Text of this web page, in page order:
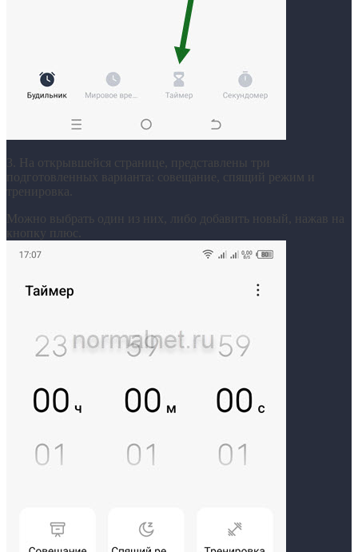
3. На открывшейся странице, представлены три
подготовленных варианта: совещание, спящий режим и
тренировка.
Можно выбрать один из них, либо добавить новый, нажав на
кнопку плюс.